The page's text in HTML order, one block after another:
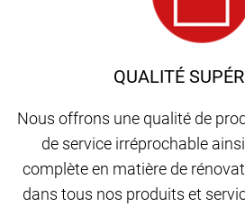
QUALITÉ
Nous offrons une qualité de
de service irréprochable
complète en matière de
dans tous nos produits et